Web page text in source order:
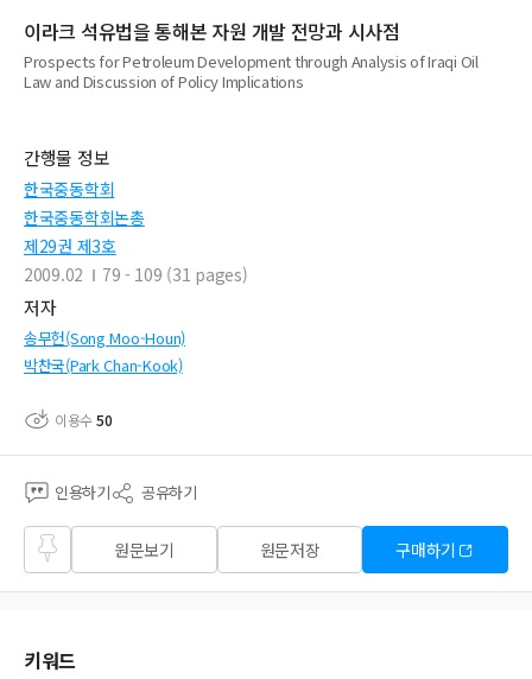
이라크 석유법을 통해본 자원 개발 전망과 시사점
Prospects for Petroleum Development through Analysis of Iraqi Oil
Law and Discussion of Policy Implications
간행물 정보
한국중동학회
한국중동학회논총
제29권 제3호
2009.02
79 - 109 (31 pages)
저자
송무헌(Song Moo-Houn)
박찬국(Park Chan-Kook)
이용수50
인용하기 공유하기
즐겨
찾기
원문보기 원문저장 구매하기
키워드